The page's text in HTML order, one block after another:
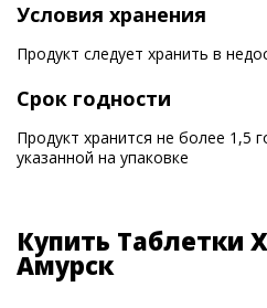
Условия хранения
Продукт следует хранить в
Срок годности
Продукт хранится не более 1,5
указанной на упаковке
Купить Таблетки
Амурск